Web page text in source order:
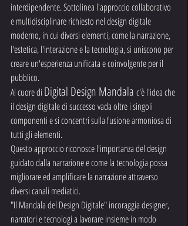
interdipendente. Sottolinea l'approccio collaborativo
e multidisciplinare richiesto nel design digitale
moderno, in cui diversi elementi, come la narrazione,
l'estetica, l'interazione e la tecnologia, si uniscono per
creare un'esperienza unificata e coinvolgente per il
pubblico.
Al cuore di Digital Design Mandala c'è l'idea che
il design digitale di successo vada oltre i singoli
componenti e si concentri sulla fusione armoniosa di
tutti gli elementi.
Questo approccio riconosce l'importanza del design
guidato dalla narrazione e come la tecnologia possa
migliorare ed amplificare la narrazione attraverso
diversi canali mediatici.
"Il Mandala del Design Digitale" incoraggia designer,
narratori e tecnologi a lavorare insieme in modo